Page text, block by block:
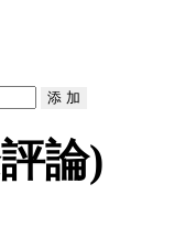
論)